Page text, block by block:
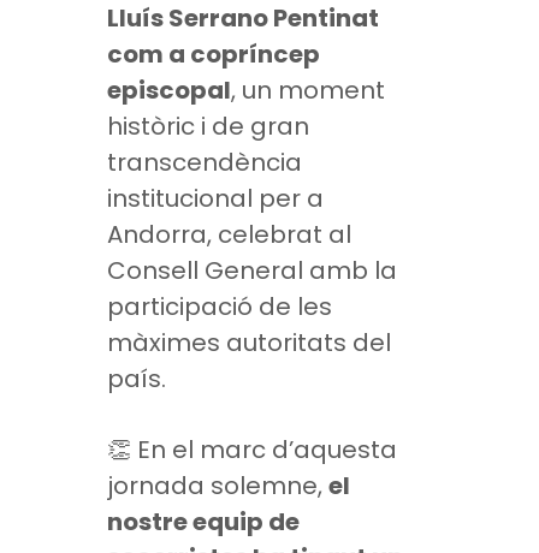
Lluís Serrano Pentinat
com a copríncep
episcopal, un moment
històric i de gran
transcendència
institucional per a
Andorra, celebrat al
Consell General amb la
participació de les
màximes autoritats del
país.
👏 En el marc d’aquesta
jornada solemne,el
nostre equip de